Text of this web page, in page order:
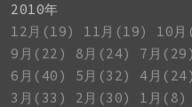
2010年
12月(19)
11月(19)
10
9月(22)
8月(24)
7月(29)
6月(40)
5月(32)
4月(24)
3月(33)
2月(30)
1月(8)